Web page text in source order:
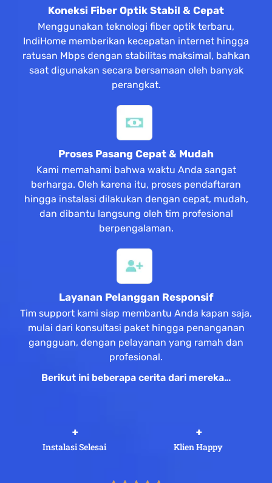
Koneksi Fiber Optik Stabil & Cepat
Menggunakan teknologi fiber optik terbaru,
IndiHome memberikan kecepatan internet hingga
ratusan Mbps dengan stabilitas maksimal, bahkan
saat digunakan secara bersamaan oleh banyak
perangkat.
Proses Pasang Cepat & Mudah
Kami memahami bahwa waktu Anda sangat
berharga. Oleh karena itu, proses pendaftaran
hingga instalasi dilakukan dengan cepat, mudah,
dan dibantu langsung oleh tim profesional
berpengalaman.
Layanan Pelanggan Responsif
Tim support kami siap membantu Anda kapan saja,
mulai dari konsultasi paket hingga penanganan
gangguan, dengan pelayanan yang ramah dan
profesional.
Berikut ini beberapa cerita dari mereka…
Instalasi Selesai
+
Klien Happy
+